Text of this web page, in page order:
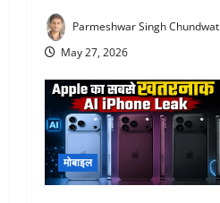
Parmeshwar Singh Chundwat
May 27, 2026
मोबाइल